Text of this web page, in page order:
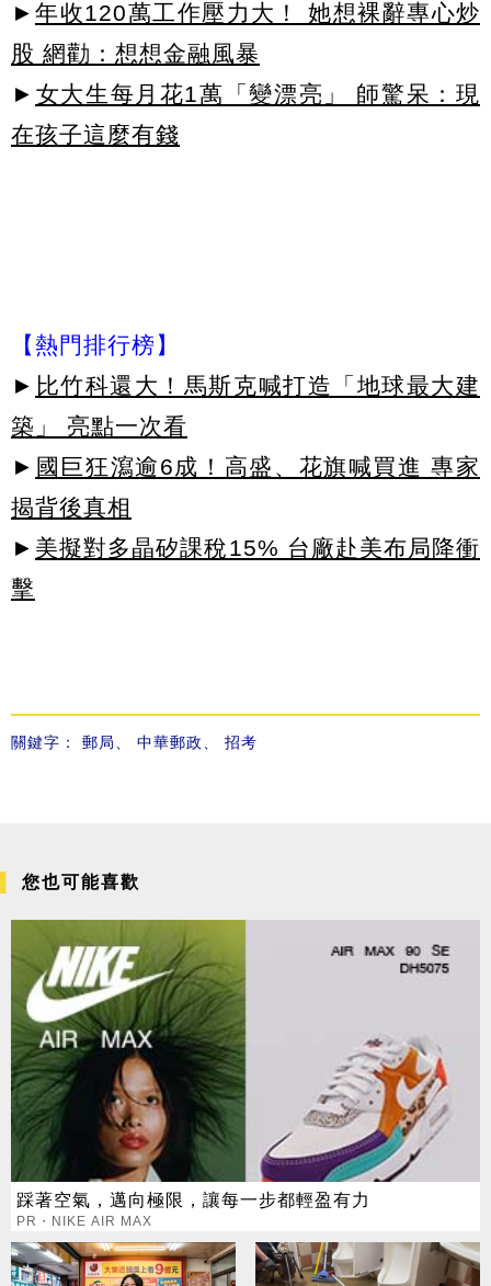
► 年收120萬工作壓力大！ 她想裸辭專心炒
股 網勸：想想金融風暴
► 女大生每月花1萬「變漂亮」 師驚呆：現
在孩子這麼有錢
【熱門排行榜】
► 比竹科還大！馬斯克喊打造「地球最大建
築」 亮點一次看
► 國巨狂瀉逾6成！高盛、花旗喊買進 專家
揭背後真相
► 美擬對多晶矽課稅15% 台廠赴美布局降衝
擊
關鍵字： 郵局 中華郵政 招考
您也可能喜歡
踩著空氣，邁向極限，讓每一步都輕盈有力
PR・NIKE AIR MAX